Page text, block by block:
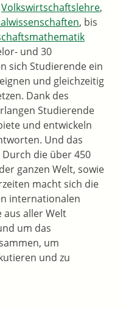
Volkswirtschaftslehre,
, bis
und 30
sich Studierende ein
und gleichzeitig
Dank des
Studierende
und entwickeln
Und das
die über 450
ganzen Welt, sowie
macht sich die
internationalen
aus aller Welt
um das
um
und zu